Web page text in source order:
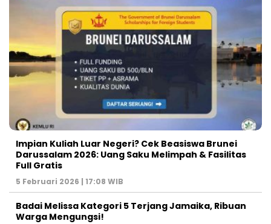
Impian Kuliah Luar Negeri? Cek Beasiswa Brunei
Darussalam 2026: Uang Saku Melimpah & Fasilitas
Full Gratis
5 Februari 2026 | 17:08 WIB
Badai Melissa Kategori 5 Terjang Jamaika, Ribuan
Warga Mengungsi!